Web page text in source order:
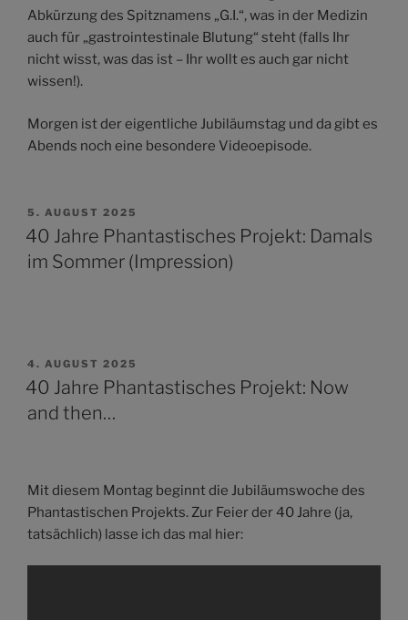
Abkürzung des Spitznamens „G.I.“, was in der Medizin
auch für „gastrointestinale Blutung“ steht (falls Ihr
nicht wisst, was das ist – Ihr wollt es auch gar nicht
wissen!).
Morgen ist der eigentliche Jubiläumstag und da gibt es
Abends noch eine besondere Videoepisode.
VERÖFFENTLICHT
AM
5. AUGUST 2025
40 Jahre Phantastisches Projekt: Damals
im Sommer (Impression)
VERÖFFENTLICHT
AM
4. AUGUST 2025
40 Jahre Phantastisches Projekt: Now
and then…
Mit diesem Montag beginnt die Jubiläumswoche des
Phantastischen Projekts. Zur Feier der 40 Jahre (ja,
tatsächlich) lasse ich das mal hier:
„The